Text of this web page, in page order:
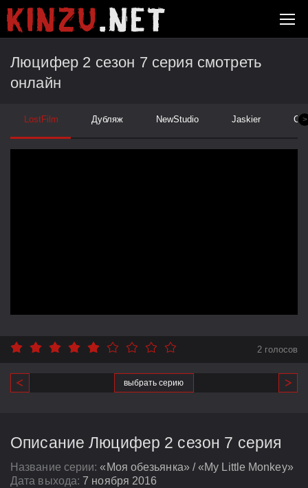
Люцифер 2 сезон 7 серия смотреть
онлайн
>
LostFilm Дубляж NewStudio Jaskier
2 голосов
выбрать серию
Описание Люцифер 2 сезон 7 серия
Название серии:«Моя обезьянка» / «My Little Monkey»
Дата выхода:7 ноября 2016